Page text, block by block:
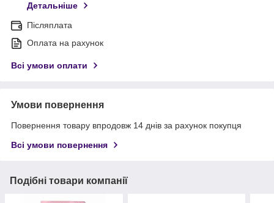
Детальніше
Післяплата
Оплата на рахунок
Всі умови оплати
Умови повернення
Повернення товару впродовж 14 днів за рахунок покупця
Всі умови повернення
Подібні товари компанії